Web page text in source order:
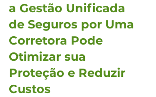
a Gestão Unificada
de Seguros por Uma
Corretora Pode
Otimizar sua
Proteção e Reduzir
Custos